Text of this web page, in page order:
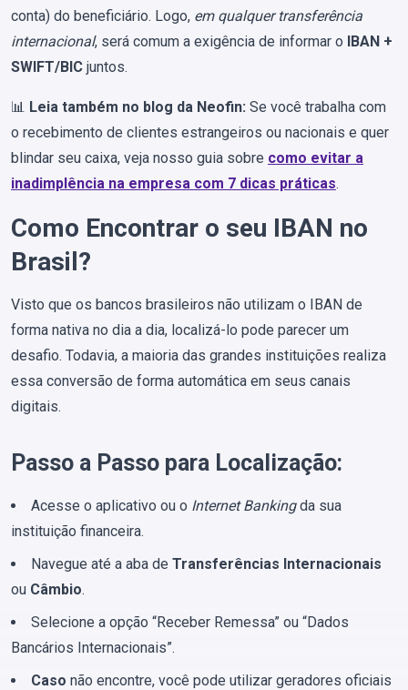
conta) do beneficiário. Logo, em qualquer transferência
internacional, será comum a exigência de informar o IBAN +
SWIFT/BIC juntos.
📊 Leia também no blog da Neofin: Se você trabalha com
o recebimento de clientes estrangeiros ou nacionais e quer
blindar seu caixa, veja nosso guia sobre como evitar a
inadimplência na empresa com 7 dicas práticas.
Como Encontrar o seu IBAN no
Brasil?
Visto que os bancos brasileiros não utilizam o IBAN de
forma nativa no dia a dia, localizá-lo pode parecer um
desafio. Todavia, a maioria das grandes instituições realiza
essa conversão de forma automática em seus canais
digitais.
Passo a Passo para Localização:
Acesse o aplicativo ou o Internet Bankingda sua
instituição financeira.
Navegue até a aba de Transferências Internacionais
ou Câmbio.
Selecione a opção “Receber Remessa” ou “Dados
Bancários Internacionais”.
Caso não encontre, você pode utilizar geradores oficiais